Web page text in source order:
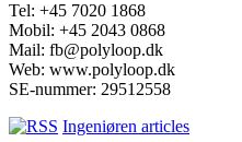
Tel: +45 7020 1868
Mobil: +45 2043 0868
Mail: fb@polyloop.dk
Web: www.polyloop.dk
SE-nummer: 29512558
Ingeniøren articles